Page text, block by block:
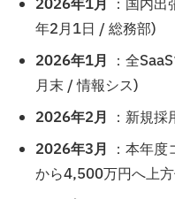
2026年1月 ：国内
年2月1日 / 総務部)
2026年1月 ：全
月末 / 情報シス)
2026年2月 ：新規
2026年3月 ：本年
から4,500万円へ上